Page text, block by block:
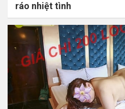
ráo nhiệt tình